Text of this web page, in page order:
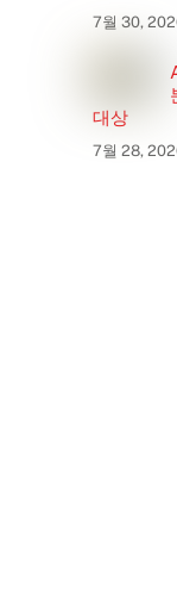
7월 30,
대상
7월 28,